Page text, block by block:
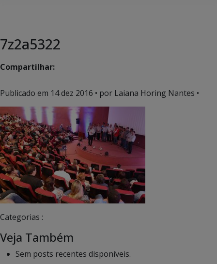
7z2a5322
Compartilhar:
Publicado em 14 dez 2016 • por Laiana Horing Nantes •
Categorias :
Veja Também
Sem posts recentes disponíveis.